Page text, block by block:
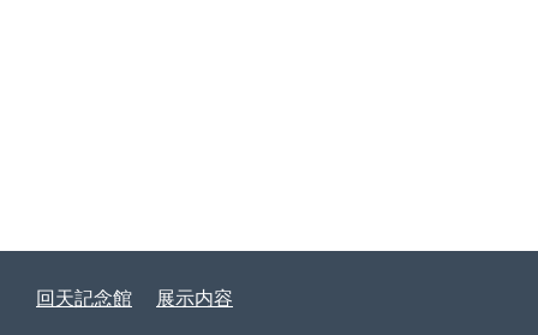
回天記念館 展示内容